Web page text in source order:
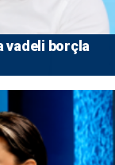
vadeli borçla